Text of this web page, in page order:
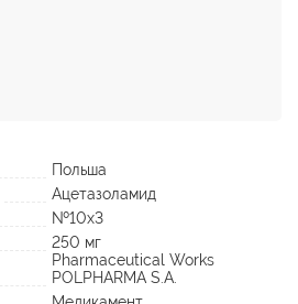
Польша
Ацетазоламид
№10х3
250 мг
Pharmaceutical Works
POLPHARMA S.A.